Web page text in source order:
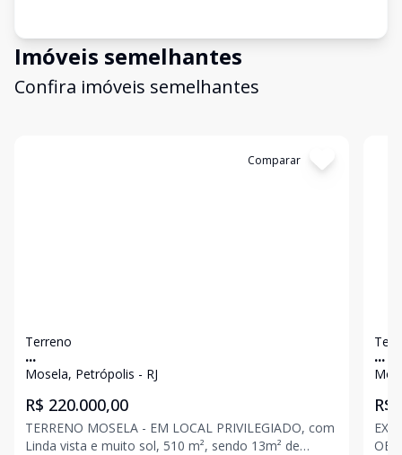
Imóveis semelhantes
Confira imóveis semelhantes
Comparar
Terreno
...
Mosela, Petrópolis - RJ
R$ 220.000,00
TERRENO MOSELA - EM LOCAL PRIVILEGIADO, com
Linda vista e muito sol, 510 m², sendo 13m² de
...
R$